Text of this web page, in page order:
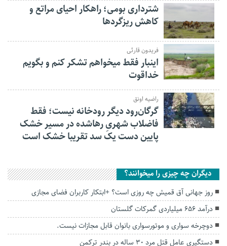
شترداری بومی؛ راهکار احیای مراتع و
کاهش ریزگردها
فریدون قارئی
اینبار فقط میخواهم تشکر کنم و بگویم
خداقوت
راضیه اونق
گرگان‌رود دیگر رودخانه نیست؛ فقط
فاضلاب شهریِ رهاشده در مسیر خشک
پایین دست یک سد تقریبا خشک است
دیگران چه چیزی را میخوانند؟
روز جهانی آق قمیش چه روزی است؟ +ابتکار کاربران فضای مجازی
درآمد ۶۵۶ میلیاردی گمرکات گلستان
دوچرخه سواری و موتورسواری بانوان قابل مجازات نیست.
دستگیری عامل قتل مرد ۳۰ ساله در بندر ترکمن